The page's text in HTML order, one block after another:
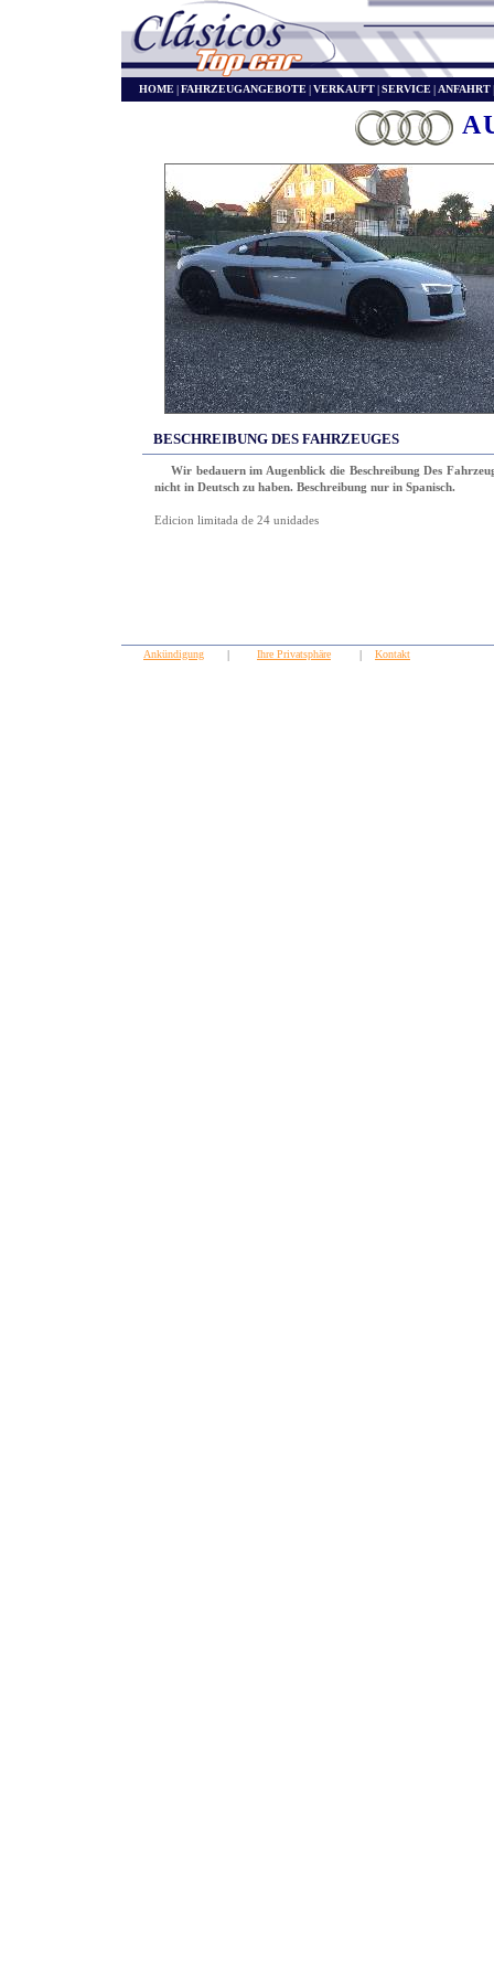
HOME|FAHRZEUGANGEBOTE|VERKAUFT|SERVICE| ANFAHRT|
BESCHREIBUNG DES FAHRZEUGES
Wir bedauern im Augenblick die Beschreibung Des
nicht in Deutsch zu haben. Beschreibung nur in Spanisch.
Edicion limitada de 24 unidades
Ankündigung | Ihre Privatsphäre | Kontakt